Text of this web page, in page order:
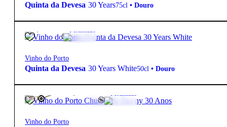
Quinta da Devesa 30 Years75cl • Douro
56,50€ Fortificado
Vinho do Porto
Quinta da Devesa 30 Years White50cl • Douro
FREE
118,75€ Fortificado
Vinho do Porto